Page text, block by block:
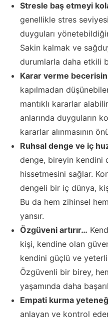
Stresle baş etmeyi
genellikle stres
duyguları
Sakin kalmak ve
durumlarla daha etkili
Karar verme
kapılmadan
mantıklı kararlar
anlarında duyguların
kararlar alınmasının
Ruhsal denge ve iç
denge, bireyin kendini
hissetmesini sağlar.
dengeli bir iç dünya,
Bu da hem zihinsel
yansır.
Özgüveni artırır…
kişi, kendine olan
kendini güçlü ve
Özgüvenli bir birey,
yaşamında daha
Empati kurma
anlayan ve kontrol